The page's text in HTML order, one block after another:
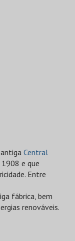
Central
e que
Entre
fábrica, bem
renováveis.